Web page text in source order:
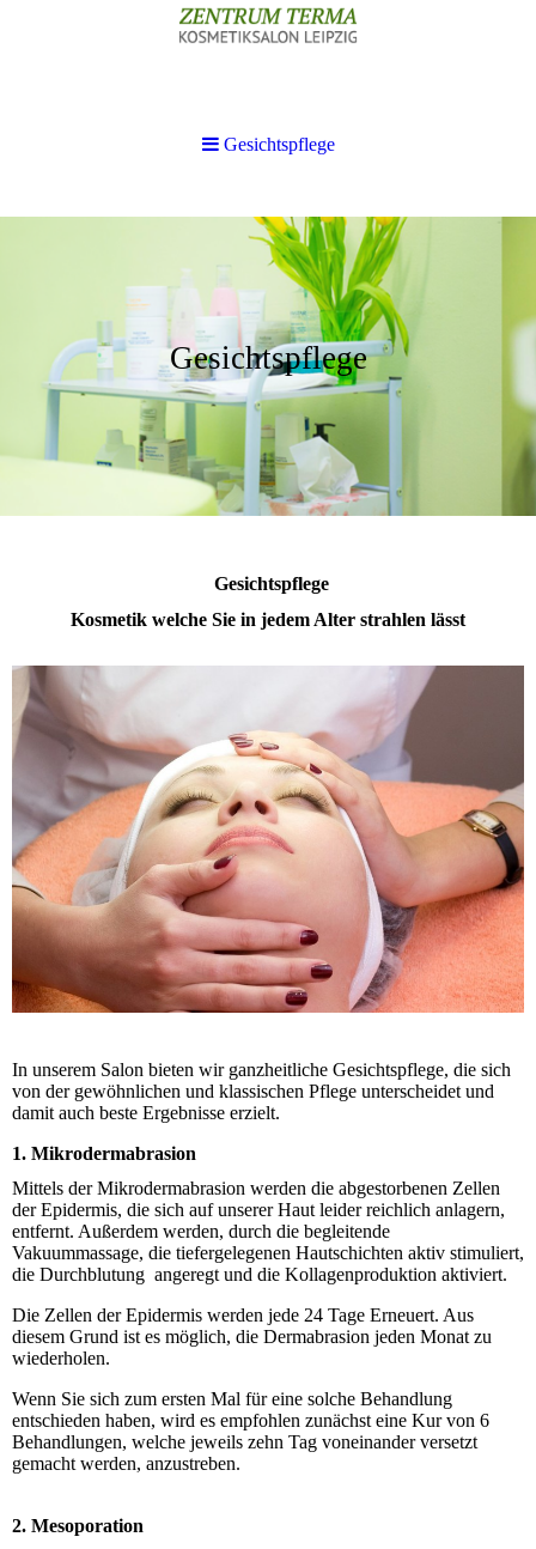
Gesichtspflege
Gesichtspflege
Kosmetik welche Sie in jedem Alter strahlen lässt
In unserem Salon bieten wir ganzheitliche Gesichtspflege, die sich
von der gewöhnlichen und klassischen Pflege unterscheidet und
damit auch beste Ergebnisse erzielt.
1. Mikrodermabrasion
Mittels der Mikrodermabrasion werden die abgestorbenen Zellen
der Epidermis, die sich auf unserer Haut leider reichlich anlagern,
entfernt. Außerdem werden, durch die begleitende
Vakuummassage, die tiefergelegenen Hautschichten aktiv stimuliert,
die Durchblutung angeregt und die Kollagenproduktion aktiviert.
Die Zellen der Epidermis werden jede 24 Tage Erneuert. Aus
diesem Grund ist es möglich, die Dermabrasion jeden Monat zu
wiederholen.
Wenn Sie sich zum ersten Mal für eine solche Behandlung
entschieden haben, wird es empfohlen zunächst eine Kur von 6
Behandlungen, welche jeweils zehn Tag voneinander versetzt
gemacht werden, anzustreben.
2. Mesoporation
Gesichtspflege